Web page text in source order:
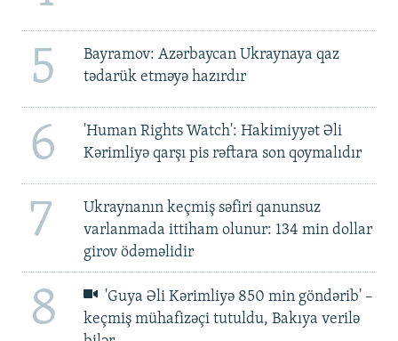
5
Bayramov: Azərbaycan Ukraynaya qaz
tədarük etməyə hazırdır
6
'Human Rights Watch': Hakimiyyət Əli
Kərimliyə qarşı pis rəftara son qoymalıdır
7
Ukraynanın keçmiş səfiri qanunsuz
varlanmada ittiham olunur: 134 min dollar
girov ödəməlidir
8
'Guya Əli Kərimliyə 850 min göndərib' –
keçmiş mühafizəçi tutuldu, Bakıya verilə